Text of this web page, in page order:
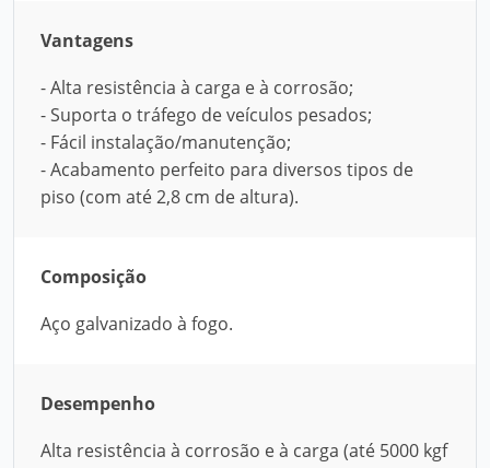
Vantagens
- Alta resistência à carga e à corrosão;
- Suporta o tráfego de veículos pesados;
- Fácil instalação/manutenção;
- Acabamento perfeito para diversos tipos de
piso (com até 2,8 cm de altura).
Composição
Aço galvanizado à fogo.
Desempenho
Alta resistência à corrosão e à carga (até 5000 kgf